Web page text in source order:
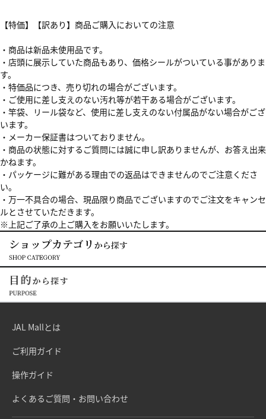
【特価】【訳あり】商品ご購入においての注意
・商品は新品未使用品です。
・店頭に展示していた商品もあり、価格シールがついている事がありま
す。
・特価品につき、売り切れの場合がございます。
・ご使用に差し支えのない汚れ等が若干ある場合がございます。
・竿袋、リール袋など、使用に差し支えのない付属品がない場合がござ
います。
・メーカー保証書はついておりません。
・商品の状態に対するご質問には誠に申し訳ありませんが、お答え出来
かねます。
・パッケージに難がある理由での返品はできませんのでご注意くださ
い。
・万一不具合の場合、現品限り商品でございますのでご注文をキャンセ
ルとさせていただきます。
※上記ご了承の上ご購入をお願いいたします。
JAL Mallとは
ご利用ガイド
操作ガイド
よくあるご質問・お問い合わせ